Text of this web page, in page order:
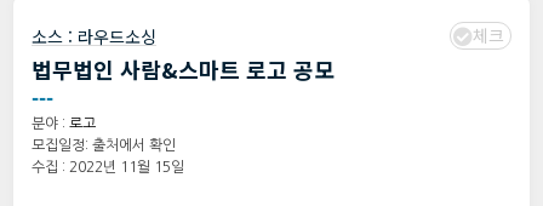
소스 : 라우드소싱 체크
법무법인 사람&스마트 로고 공모
---
분야 : 로고
모집일정: 출처에서 확인
수집 : 2022년 11월 15일